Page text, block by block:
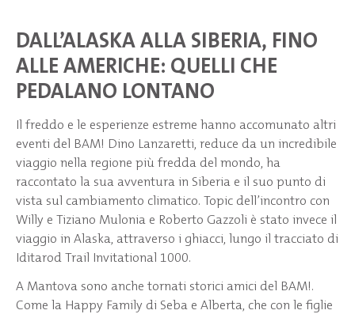
DALL’ALASKA ALLA SIBERIA, FINO
ALLE AMERICHE: QUELLI CHE
PEDALANO LONTANO
Il freddo e le esperienze estreme hanno accomunato altri
eventi del BAM! Dino Lanzaretti, reduce da un incredibile
viaggio nella regione più fredda del mondo, ha
raccontato la sua avventura in Siberia e il suo punto di
vista sul cambiamento climatico. Topic dell’incontro con
Willy e Tiziano Mulonia e Roberto Gazzoli è stato invece il
viaggio in Alaska, attraverso i ghiacci, lungo il tracciato di
Iditarod Trail Invitational 1000.
A Mantova sono anche tornati storici amici del BAM!.
Come la Happy Family di Seba e Alberta, che con le figlie